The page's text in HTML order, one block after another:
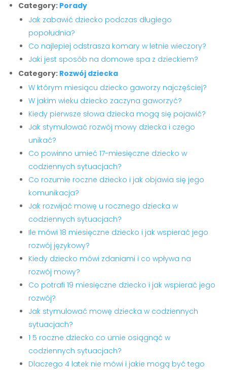
Category: Porady
Jak zabawić dziecko podczas długiego
popołudnia?
Co najlepiej odstrasza komary w letnie wieczory?
Jaki jest sposób na domowe spa z dzieckiem?
Category: Rozwój dziecka
W którym miesiącu dziecko gaworzy najczęściej?
W jakim wieku dziecko zaczyna gaworzyć?
Kiedy pierwsze słowa dziecka mogą się pojawić?
Jak stymulować rozwój mowy dziecka i czego
unikać?
Co powinno umieć 17-miesięczne dziecko w
codziennych sytuacjach?
Co rozumie roczne dziecko i jak objawia się jego
komunikacja?
Jak rozwijać mowę u rocznego dziecka w
codziennych sytuacjach?
Ile mówi 18 miesięczne dziecko i jak wspierać jego
rozwój językowy?
Kiedy dziecko mówi zdaniami i co wpływa na
rozwój mowy?
Co potrafi 19 miesięczne dziecko i jak wspierać jego
rozwój?
Jak stymulować mowę dziecka w codziennych
sytuacjach?
1 5 roczne dziecko co umie osiągnąć w
codziennych sytuacjach?
Dlaczego 4 latek nie mówi i jakie mogą być tego